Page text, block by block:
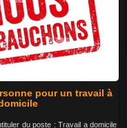
pour un travail à
du poste : Travail a domicile